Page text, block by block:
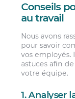
Conseils
au travail
Nous avons
pour savoir
vos employés.
astuces afin
votre équipe.
1. Analyser